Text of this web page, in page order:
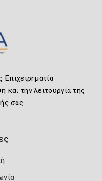
Επιχειρηματία
και την λειτουργία της
σας.